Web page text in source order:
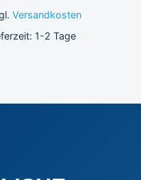
Versandkosten
1-2 Tage